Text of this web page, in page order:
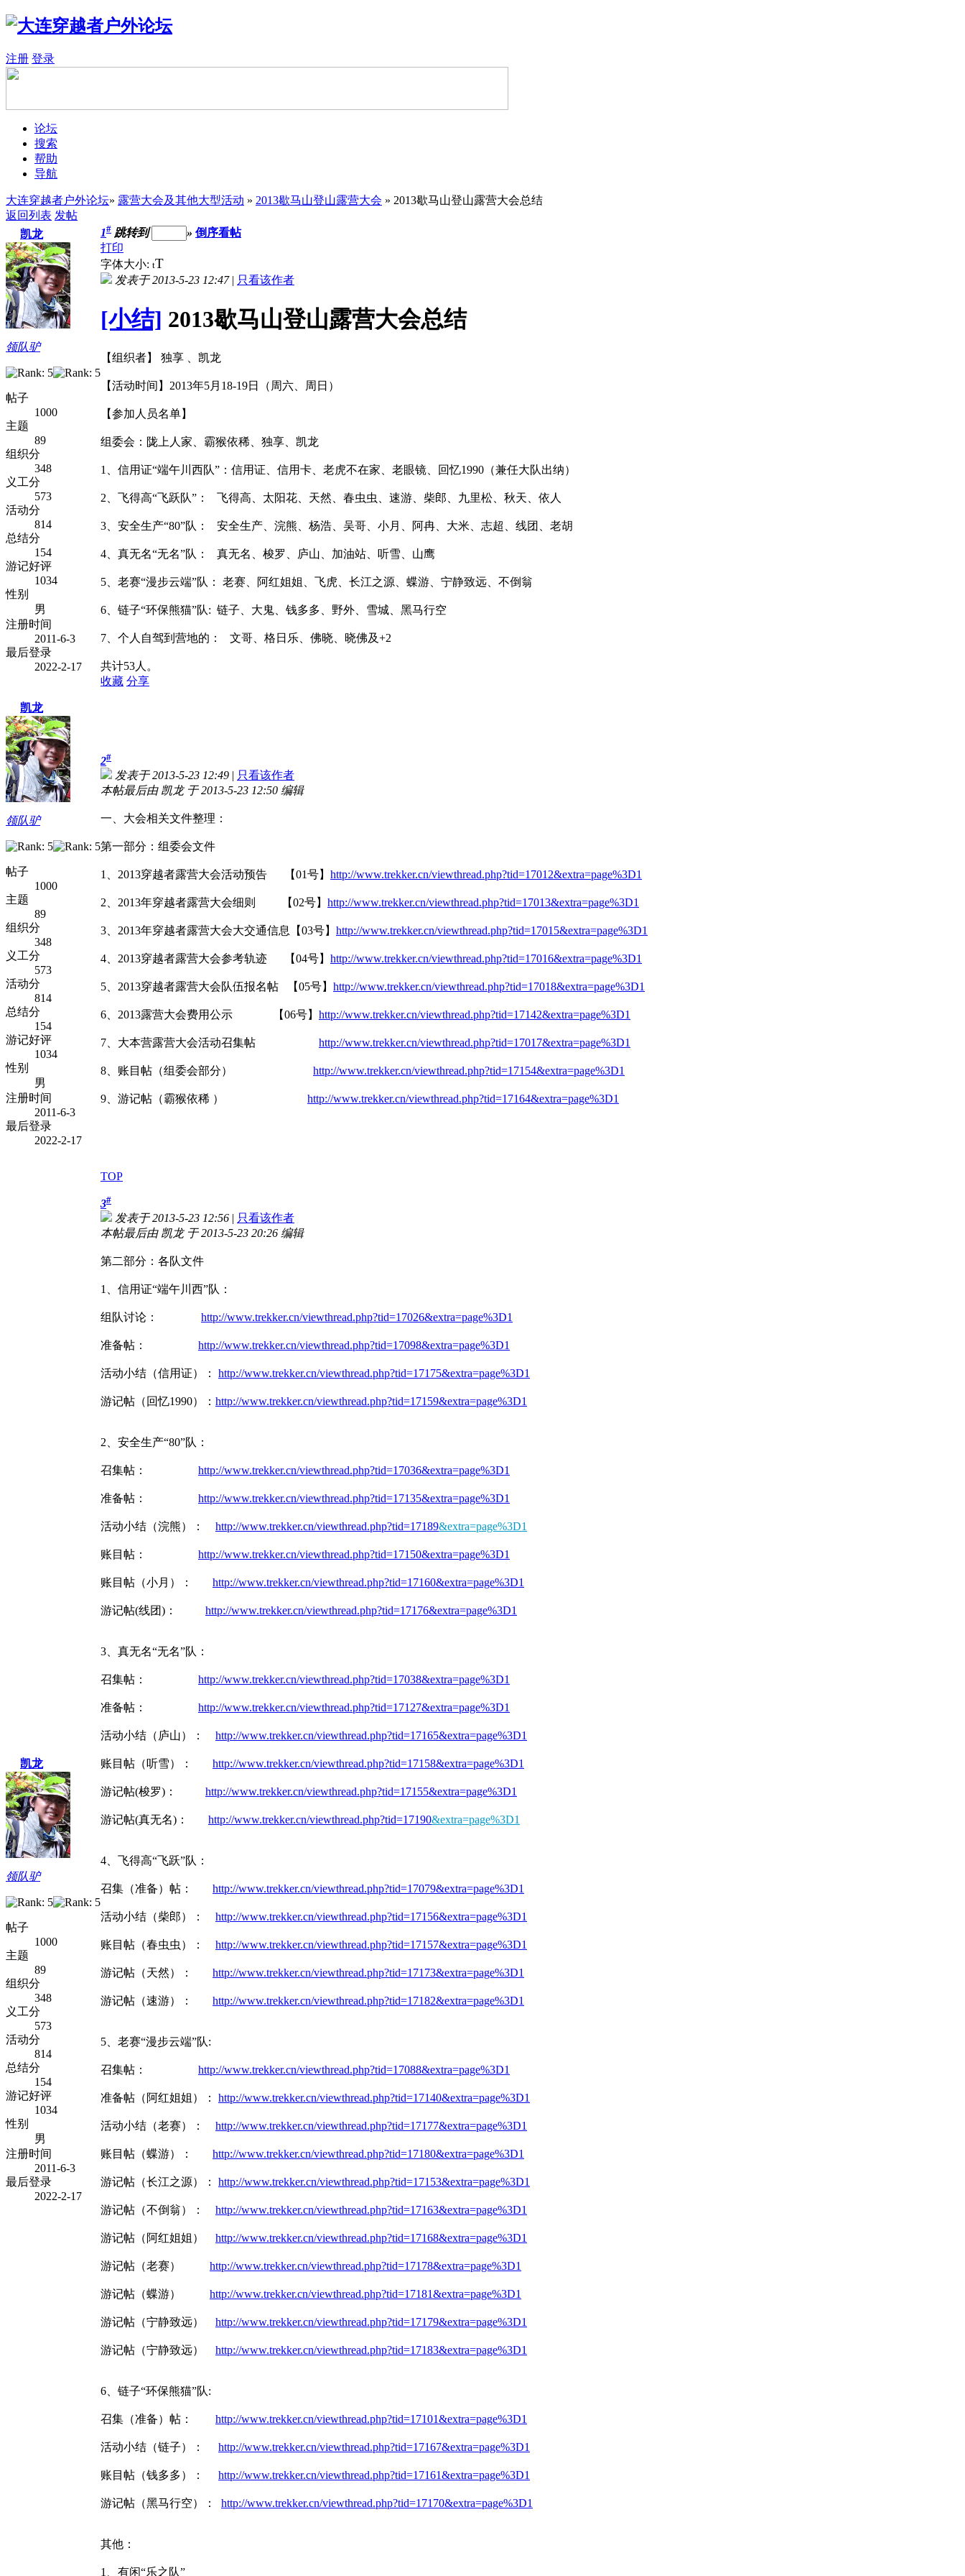
注册 登录
论坛
搜索
帮助
导航
大连穿越者户外论坛» 露营大会及其他大型活动 » 2013歇马山登山露营大会 » 2013歇马山登山露营大会总结
返回列表 发帖
凯龙
领队驴
帖子
1000
主题
89
组织分
348
义工分
573
活动分
814
总结分
154
游记好评
1034
性别
男
注册时间
2011-6-3
最后登录
2022-2-17
1# 跳转到 » 倒序看帖
打印
字体大小: tT
发表于 2013-5-23 12:47| 只看该作者
[小结] 2013歇马山登山露营大会总结
【组织者】 独享 、凯龙
【活动时间】2013年5月18-19日（周六、周日）
【参加人员名单】
组委会：陇上人家、霸猴依稀、独享、凯龙
1、信用证“端午川西队”：信用证、信用卡、老虎不在家、老眼镜、回忆1990（兼任大队出纳）
2、飞得高“飞跃队”： 飞得高、太阳花、天然、春虫虫、速游、柴郎、九里松、秋天、依人
3、安全生产“80”队： 安全生产、浣熊、杨浩、吴哥、小月、阿冉、大米、志超、线团、老胡
4、真无名“无名”队： 真无名、梭罗、庐山、加油站、听雪、山鹰
5、老赛“漫步云端”队： 老赛、阿红姐姐、飞虎、长江之源、蝶游、宁静致远、不倒翁
6、链子“环保熊猫”队: 链子、大鬼、钱多多、野外、雪城、黑马行空
7、个人自驾到营地的： 文哥、格日乐、佛晓、晓佛及+2
共计53人。
收藏 分享
凯龙
领队驴
帖子
1000
主题
89
组织分
348
义工分
573
活动分
814
总结分
154
游记好评
1034
性别
男
注册时间
2011-6-3
最后登录
2022-2-17
2#
发表于 2013-5-23 12:49 | 只看该作者
本帖最后由 凯龙 于 2013-5-23 12:50 编辑
一、大会相关文件整理：
第一部分：组委会文件
1、2013穿越者露营大会活动预告 【01号】 http://www.trekker.cn/viewthread.php?tid=17012&extra=page%3D1
2、2013年穿越者露营大会细则 【02号】 http://www.trekker.cn/viewthread.php?tid=17013&extra=page%3D1
3、2013年穿越者露营大会大交通信息【03号】 http://www.trekker.cn/viewthread.php?tid=17015&extra=page%3D1
4、2013穿越者露营大会参考轨迹 【04号】 http://www.trekker.cn/viewthread.php?tid=17016&extra=page%3D1
5、2013穿越者露营大会队伍报名帖 【05号】 http://www.trekker.cn/viewthread.php?tid=17018&extra=page%3D1
6、2013露营大会费用公示 【06号】 http://www.trekker.cn/viewthread.php?tid=17142&extra=page%3D1
7、大本营露营大会活动召集帖 http://www.trekker.cn/viewthread.php?tid=17017&extra=page%3D1
8、账目帖（组委会部分） http://www.trekker.cn/viewthread.php?tid=17154&extra=page%3D1
9、游记帖（霸猴依稀 ） http://www.trekker.cn/viewthread.php?tid=17164&extra=page%3D1
TOP
凯龙
领队驴
帖子
1000
主题
89
组织分
348
义工分
573
活动分
814
总结分
154
游记好评
1034
性别
男
注册时间
2011-6-3
最后登录
2022-2-17
3#
发表于 2013-5-23 12:56 | 只看该作者
本帖最后由 凯龙 于 2013-5-23 20:26 编辑
第二部分：各队文件
1、信用证“端午川西”队：
组队讨论： http://www.trekker.cn/viewthread.php?tid=17026&extra=page%3D1
准备帖： http://www.trekker.cn/viewthread.php?tid=17098&extra=page%3D1
活动小结（信用证）： http://www.trekker.cn/viewthread.php?tid=17175&extra=page%3D1
游记帖（回忆1990）： http://www.trekker.cn/viewthread.php?tid=17159&extra=page%3D1
2、安全生产“80”队：
召集帖： http://www.trekker.cn/viewthread.php?tid=17036&extra=page%3D1
准备帖： http://www.trekker.cn/viewthread.php?tid=17135&extra=page%3D1
活动小结（浣熊）： http://www.trekker.cn/viewthread.php?tid=17189&extra=page%3D1
账目帖： http://www.trekker.cn/viewthread.php?tid=17150&extra=page%3D1
账目帖（小月）： http://www.trekker.cn/viewthread.php?tid=17160&extra=page%3D1
游记帖(线团)： http://www.trekker.cn/viewthread.php?tid=17176&extra=page%3D1
3、真无名“无名”队：
召集帖： http://www.trekker.cn/viewthread.php?tid=17038&extra=page%3D1
准备帖： http://www.trekker.cn/viewthread.php?tid=17127&extra=page%3D1
活动小结（庐山）： http://www.trekker.cn/viewthread.php?tid=17165&extra=page%3D1
账目帖（听雪）： http://www.trekker.cn/viewthread.php?tid=17158&extra=page%3D1
游记帖(梭罗)： http://www.trekker.cn/viewthread.php?tid=17155&extra=page%3D1
游记帖(真无名)： http://www.trekker.cn/viewthread.php?tid=17190&extra=page%3D1
4、飞得高“飞跃”队：
召集（准备）帖： http://www.trekker.cn/viewthread.php?tid=17079&extra=page%3D1
活动小结（柴郎）： http://www.trekker.cn/viewthread.php?tid=17156&extra=page%3D1
账目帖（春虫虫）： http://www.trekker.cn/viewthread.php?tid=17157&extra=page%3D1
游记帖（天然）： http://www.trekker.cn/viewthread.php?tid=17173&extra=page%3D1
游记帖（速游）： http://www.trekker.cn/viewthread.php?tid=17182&extra=page%3D1
5、老赛“漫步云端”队:
召集帖： http://www.trekker.cn/viewthread.php?tid=17088&extra=page%3D1
准备帖（阿红姐姐）： http://www.trekker.cn/viewthread.php?tid=17140&extra=page%3D1
活动小结（老赛）： http://www.trekker.cn/viewthread.php?tid=17177&extra=page%3D1
账目帖（蝶游）： http://www.trekker.cn/viewthread.php?tid=17180&extra=page%3D1
游记帖（长江之源）： http://www.trekker.cn/viewthread.php?tid=17153&extra=page%3D1
游记帖（不倒翁）： http://www.trekker.cn/viewthread.php?tid=17163&extra=page%3D1
游记帖（阿红姐姐） http://www.trekker.cn/viewthread.php?tid=17168&extra=page%3D1
游记帖（老赛） http://www.trekker.cn/viewthread.php?tid=17178&extra=page%3D1
游记帖（蝶游） http://www.trekker.cn/viewthread.php?tid=17181&extra=page%3D1
游记帖（宁静致远） http://www.trekker.cn/viewthread.php?tid=17179&extra=page%3D1
游记帖（宁静致远） http://www.trekker.cn/viewthread.php?tid=17183&extra=page%3D1
6、链子“环保熊猫”队:
召集（准备）帖： http://www.trekker.cn/viewthread.php?tid=17101&extra=page%3D1
活动小结（链子）： http://www.trekker.cn/viewthread.php?tid=17167&extra=page%3D1
账目帖（钱多多）： http://www.trekker.cn/viewthread.php?tid=17161&extra=page%3D1
游记帖（黑马行空）： http://www.trekker.cn/viewthread.php?tid=17170&extra=page%3D1
其他：
1、有闲“乐之队”